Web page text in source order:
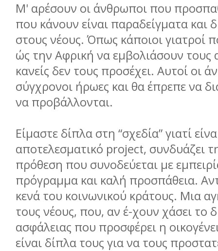
Μ' αρέσουν οι άνθρωποι που
που κάνουν είναι παραδείγµατα και
στους νέους. Όπως κάποιοι γιατροί
ώς την Αφρική να εµβολιάσουν τους
κανείς δεν τους προσέχει. Αυτοί οι
σύγχρονοι ήρωες και θα έπρεπε να
να προβάλλονται.
Είµαστε δίπλα στη “σχεδία” γιατί
αποτελεσµατικό project, συνδυάζει
πρόθεση που συνοδεύεται µε
πρόγραµµα και καλή προσπάθεια.
κενά του κοινωνικού κράτους. Μια
τους νέους, που, αν έ-χουν χάσει το
ασφάλειας που προσφέρει η
είναι δίπλα τους για να τους